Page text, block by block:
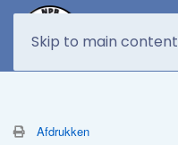
Skip to main content
Afdrukken